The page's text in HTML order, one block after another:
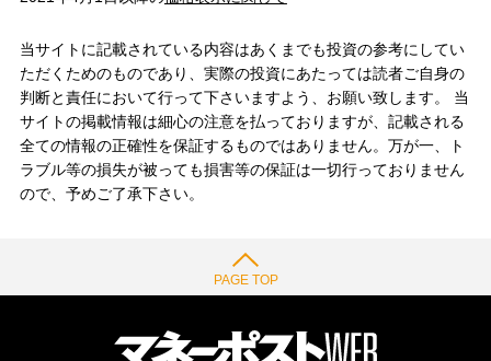
当サイトに記載されている内容はあくまでも投資の参考にしてい
ただくためのものであり、実際の投資にあたっては読者ご自身の
判断と責任において行って下さいますよう、お願い致します。 当
サイトの掲載情報は細心の注意を払っておりますが、記載される
全ての情報の正確性を保証するものではありません。万が一、ト
ラブル等の損失が被っても損害等の保証は一切行っておりません
ので、予めご了承下さい。
PAGE TOP